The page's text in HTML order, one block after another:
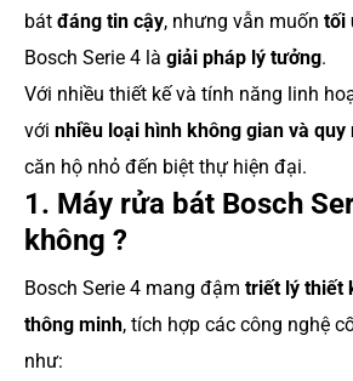
bát đáng tin cậy, nhưng vẫn muốn tối
Bosch Serie 4 là giải pháp lý tưởng.
Với nhiều thiết kế và tính năng linh
với nhiều loại hình không gian và quy
căn hộ nhỏ đến biệt thự hiện đại.
1. Máy rửa bát Bosch
không ?
Bosch Serie 4 mang đậm triết lý thiết
thông minh, tích hợp các công nghệ
như: